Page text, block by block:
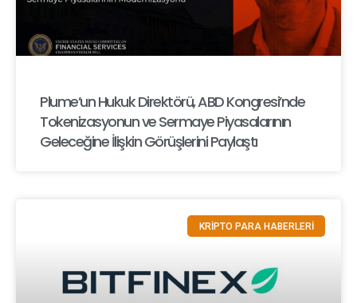
Plume’un Hukuk Direktörü, ABD Kongresi’nde
Tokenizasyonun ve Sermaye Piyasalarının
Geleceğine İlişkin Görüşlerini Paylaştı
KRİPTO PARA HABERLERİ